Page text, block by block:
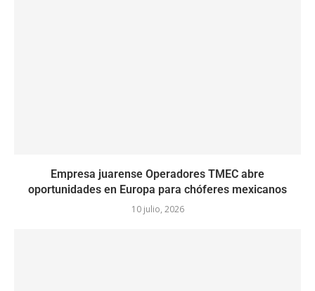
Empresa juarense Operadores TMEC abre
oportunidades en Europa para chóferes mexicanos
10 julio, 2026